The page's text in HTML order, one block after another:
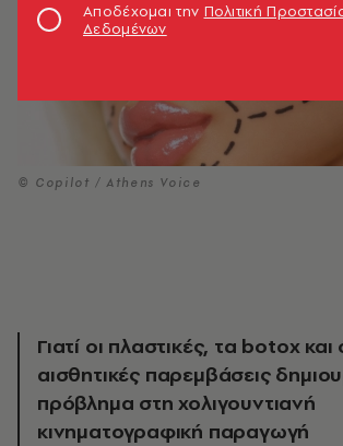
© Copilot / Athens Voice
Γιατί οι πλαστικές, τα botox και
αισθητικές παρεμβάσεις
πρόβλημα στη χολιγουντιανή
κινηματογραφική παραγωγή
Αποδέχομαι την Πολιτική
Δεδομένων